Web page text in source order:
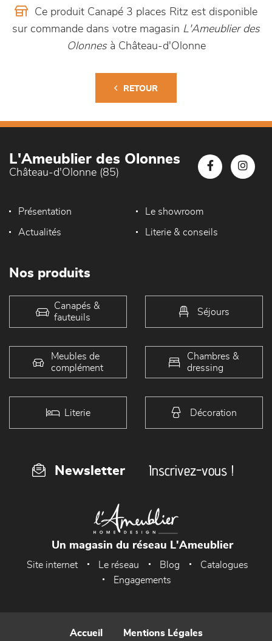
Ce produit Canapé 3 places Ritz est disponible
sur commande dans votre magasin L'Ameublier des
Olonnesà Château-d'Olonne
RETOUR
L'Ameublier des Olonnes
Château-d'Olonne (85)
Présentation Le showroom
Actualités Literie & conseils
Nos produits
Canapés &
fauteuils
Séjours
Meubles de
complément
Chambres &
dressing
Literie Décoration
Newsletter Inscrivez-vous !
Un magasin du réseau L'Ameublier
Site internet Le réseau Blog
Catalogues
Engagements
Accueil Mentions Légales